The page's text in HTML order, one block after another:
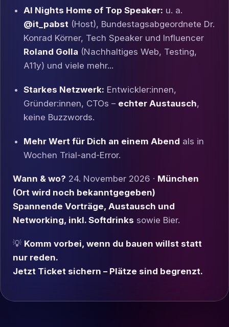
AI Nights Home of Top Speaker: u. a.
@it_pabst (Host), Bundestagsabgeordnete Dr.
Konrad Körner, Tech Speaker und Influencer
Roland Golla (Nachhaltiges Web, Testing,
A11y) und viele mehr...
Starkes Netzwerk: Entwickler:innen,
Gründer:innen, CTOs – echter Austausch,
keine Buzzwords.
Mehr Wert für Dich an einem Abend als in
Wochen Trial-and-Error.
Wann & wo? 24. November 2026 · München
(Ort wird noch bekanntgegeben)
Spannende Vorträge, Austausch und
Networking, inkl. Softdrinks sowie Bier.
💡 Komm vorbei, wenn du bauen willst statt
nur reden.
Jetzt Ticket sichern – Plätze sind begrenzt.